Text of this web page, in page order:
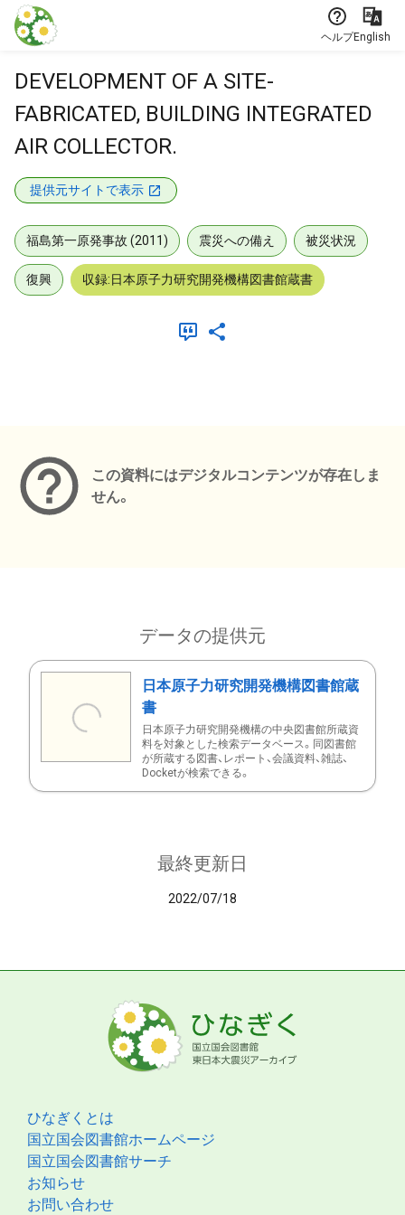
本文に飛ぶ
ヘルプEnglish
DEVELOPMENT OF A SITE-
FABRICATED, BUILDING INTEGRATED
AIR COLLECTOR.
提供元サイトで表示
福島第一原発事故 (2011) 震災への備え 被災状況
復興 収録:日本原子力研究開発機構図書館蔵書
この資料にはデジタルコンテンツが存在しま
せん。
データの提供元
日本原子力研究開発機構図書館蔵
書
日本原子力研究開発機構の中央図書館所蔵資
料を対象とした検索データベース。同図書館
が所蔵する図書、レポート、会議資料、雑誌、
Docketが検索できる。
最終更新日
2022/07/18
ひなぎくとは
国立国会図書館ホームページ
国立国会図書館サーチ
お知らせ
お問い合わせ